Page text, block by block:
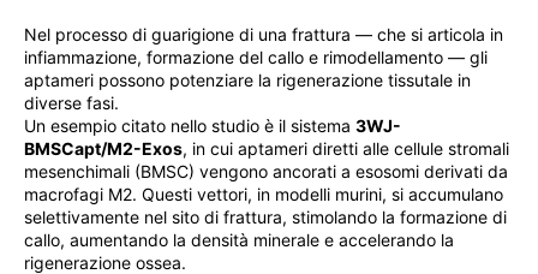
Nel processo di guarigione di una frattura — che si articola in
infiammazione, formazione del callo e rimodellamento — gli
aptameri possono potenziare la rigenerazione tissutale in
diverse fasi.
Un esempio citato nello studio è il sistema 3WJ-
BMSCapt/M2-Exos, in cui aptameri diretti alle cellule stromali
mesenchimali (BMSC) vengono ancorati a esosomi derivati da
macrofagi M2. Questi vettori, in modelli murini, si accumulano
selettivamente nel sito di frattura, stimolando la formazione di
callo, aumentando la densità minerale e accelerando la
rigenerazione ossea.